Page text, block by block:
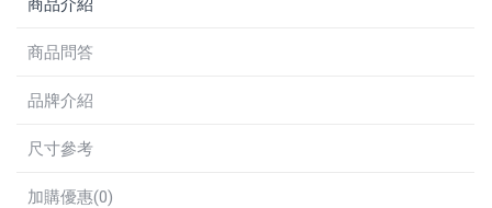
商品問答
品牌介紹
尺寸參考
加購優惠(0)